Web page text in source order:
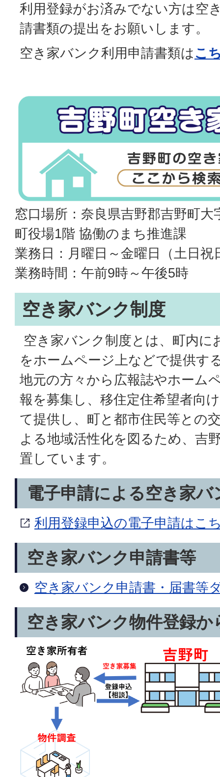
利用登録がお済みでない方は空
請書類の提出をお願いします。
空き家バンク利用申請書類はこ
窓口場所：奈良県吉野郡吉野町
町役場1階 協働のまち推進課
業務日：月曜日～金曜日（土日祝
業務時間：午前9時～午後5時
空き家バンク制度
空き家バンク制度とは、町内に
をホームページ上などで提供す
地元の方々から広報誌やホーム
報を募集し、移住定住希望者向
て提供し、町と都市住民等との
よる地域活性化を図るため、吉
置しています。
電子申請による空き家バ
利用登録申込の電子申請はこ
空き家バンク申請書等
空き家バンク申請書・届書等
空き家バンク物件登録